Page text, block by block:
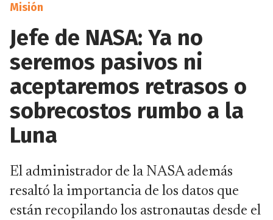
Misión
Jefe de NASA: Ya no
seremos pasivos ni
aceptaremos retrasos o
sobrecostos rumbo a la
Luna
El administrador de la NASA además
resaltó la importancia de los datos que
están recopilando los astronautas desde el